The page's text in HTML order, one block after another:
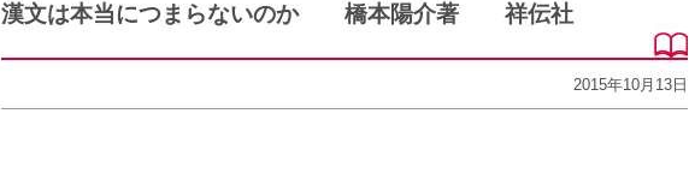
漢文は本当につまらないのか 橋本陽介著 祥伝社
2015年10月13日